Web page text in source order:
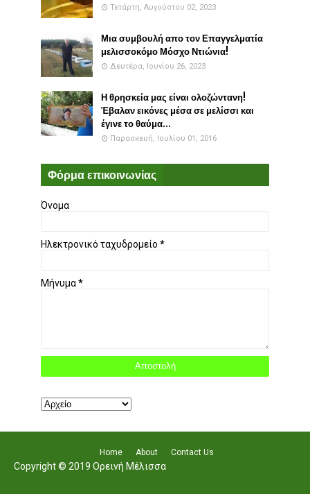
Τετάρτη, Αυγούστου 02, 2023
Μια συμβουλή απο τον Επαγγελματία
μελισσοκόμο Μόσχο Ντιώνια!
Δευτέρα, Ιουνίου 26, 2023
Η θρησκεία μας είναι ολοζώντανη!
Έβαλαν εικόνες μέσα σε μελίσσι και
έγινε το θαύμα...
Παρασκευή, Ιουλίου 01, 2016
Φόρμα επικοινωνίας
Όνομα
Ηλεκτρονικό ταχυδρομείο *
Μήνυμα*
Home About Contact Us
Copyright © 2019 Ορεινή Μέλισσα